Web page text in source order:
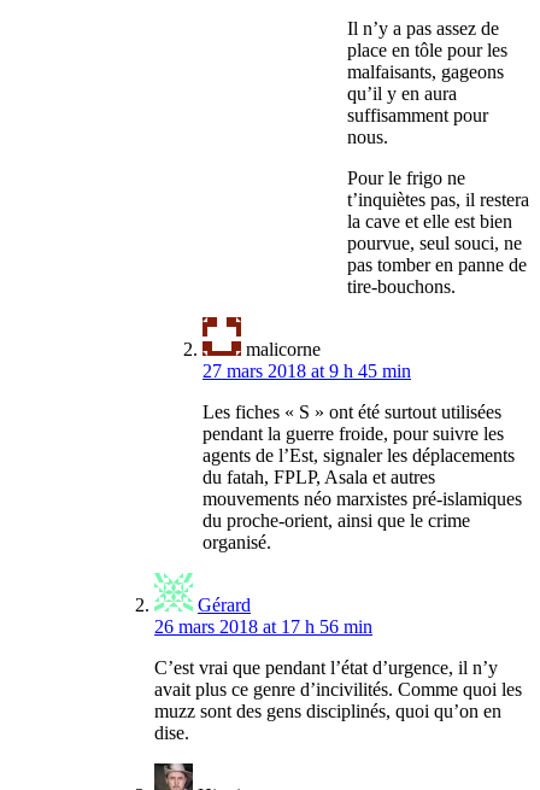
Il n’y a pas assez de
place en tôle pour les
malfaisants, gageons
qu’il y en aura
suffisamment pour
nous.
Pour le frigo ne
t’inquiètes pas, il restera
la cave et elle est bien
pourvue, seul souci, ne
pas tomber en panne de
tire-bouchons.
malicorne
27 mars 2018 at 9 h 45 min
Les fiches « S » ont été surtout utilisées
pendant la guerre froide, pour suivre les
agents de l’Est, signaler les déplacements
du fatah, FPLP, Asala et autres
mouvements néo marxistes pré-islamiques
du proche-orient, ainsi que le crime
organisé.
Gérard
26 mars 2018 at 17 h 56 min
C’est vrai que pendant l’état d’urgence, il n’y
avait plus ce genre d’incivilités. Comme quoi les
muzz sont des gens disciplinés, quoi qu’on en
dise.